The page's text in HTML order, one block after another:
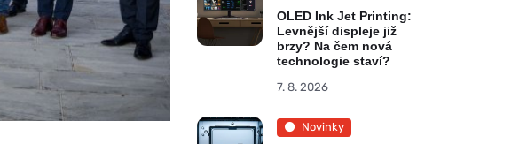
OLED Ink Jet Printing:
Levnější displeje již
brzy? Na čem nová
technologie staví?
7. 8. 2026
Novinky